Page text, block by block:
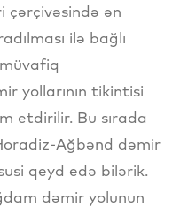
çərçivəsində ən
ilə bağlı
yollarının tikintisi
etdirilir. Bu sırada
Ağbənd dəmir
qeyd edə bilərik.
dəmir yolunun